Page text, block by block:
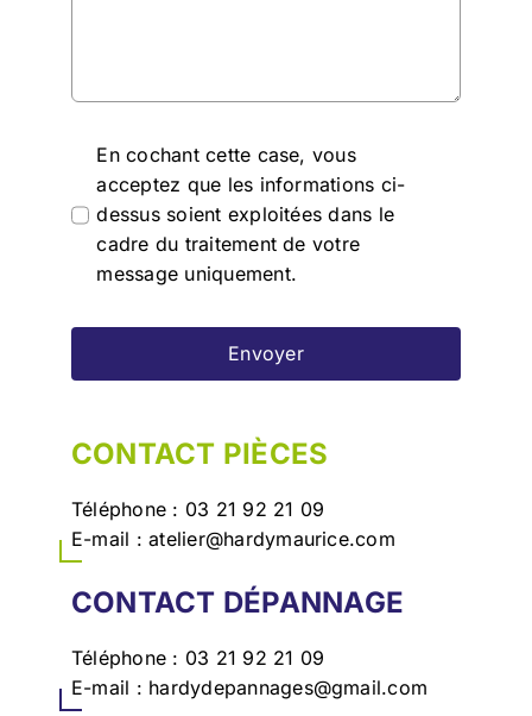
En cochant cette case, vous
acceptez que les informations ci-
dessus soient exploitées dans le
cadre du traitement de votre
message uniquement.
Envoyer
CONTACT PIÈCES
Téléphone : 03 21 92 21 09
E-mail :atelier@hardymaurice.com
CONTACT DÉPANNAGE
Téléphone : 03 21 92 21 09
E-mail : hardydepannages@gmail.com